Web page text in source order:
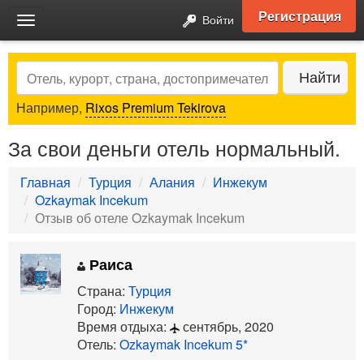
Toggle
navigation
Войти Регистрация
Search Найти
Например, Rixos Premium Tekirova
За свои деньги отель нормальный.
Главная Турция Алания
Инжекум
Ozkaymak Incekum
Отзыв об отеле Ozkaymak Incekum
Раиса
Страна: Турция
Город: Инжекум
Время отдыха:
сентябрь, 2020
Отель: Ozkaymak Incekum 5*